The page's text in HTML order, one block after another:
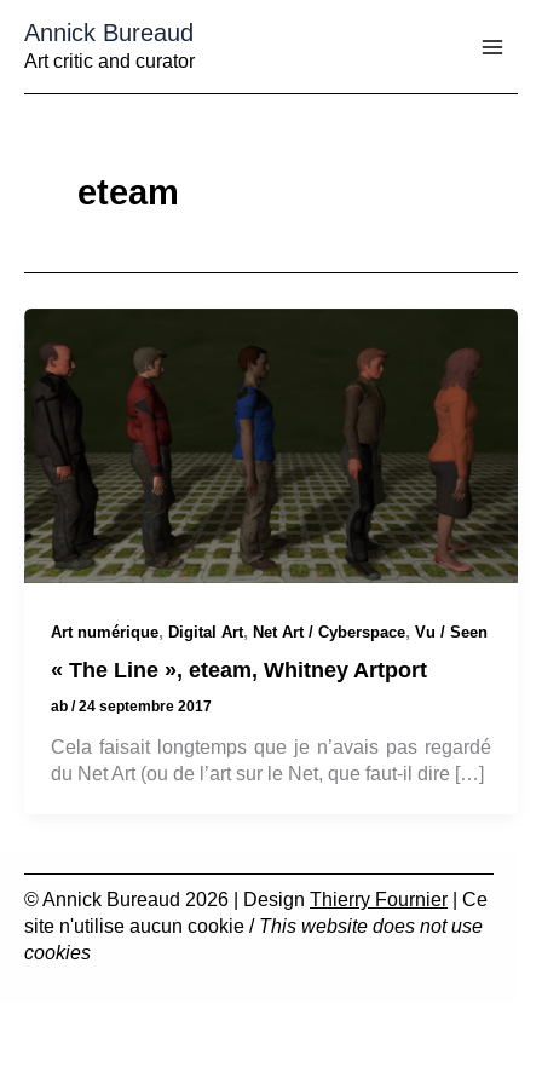
contenu
Annick Bureaud
Art critic and curator
eteam
Art numérique, Digital Art, Net Art / Cyberspace, Vu / Seen
« The Line », eteam, Whitney Artport
ab /24 septembre 2017
Cela faisait longtemps que je n’avais pas regardé
du Net Art (ou de l’art sur le Net, que faut-il dire […]
© Annick Bureaud 2026 | Design Thierry Fournier | Ce
site n'utilise aucun cookie / This website does not use
cookies